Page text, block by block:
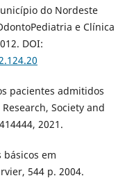
do Nordeste
e Clínica
DOI:
pacientes admitidos
Society and
2021.
básicos em
544 p. 2004.